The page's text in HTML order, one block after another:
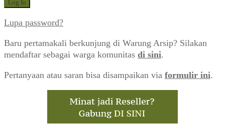
Lupa password?
Baru pertamakali berkunjung di Warung Arsip? Silakan
mendaftar sebagai warga komunitas di sini.
Pertanyaan atau saran bisa disampaikan via formulir ini.